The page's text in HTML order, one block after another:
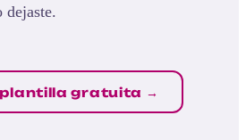
dejaste.
gratuita →